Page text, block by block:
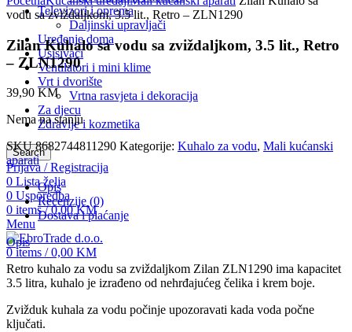
Televizori i oprema
Daljinski upravljači
Uređenje doma
Usisivači
Ventilatori i mini klime
Vrt i dvorište
Vrtna rasvjeta i dekoracija
Za djecu
Zdravlje i kozmetika
Search
Prijava / Registracija
0 Lista želja
0 Usporedba
0 items / 0,00KM
Menu
0items / 0,00 KM
vodu sa zviždaljkom, 3.5 lit., Retro – ZLN1290
Zilan Kuhalo sa vodu sa zviždaljkom, 3.5 lit., Retro
– ZLN1290
39,90 KM
Nema na stanju
SKU8682744811290 Kategorije: Kuhalo za vodu, Mali kućanski
aparati
Opis
Recenzije (0)
Dostava i plaćanje
Opis
Retro kuhalo za vodu sa zviždaljkom Zilan ZLN1290 ima kapacitet
3.5 litra, kuhalo je izrađeno od nehrđajućeg čelika i krem ​​boje.
Zvižduk kuhala za vodu počinje upozoravati kada voda počne
ključati.